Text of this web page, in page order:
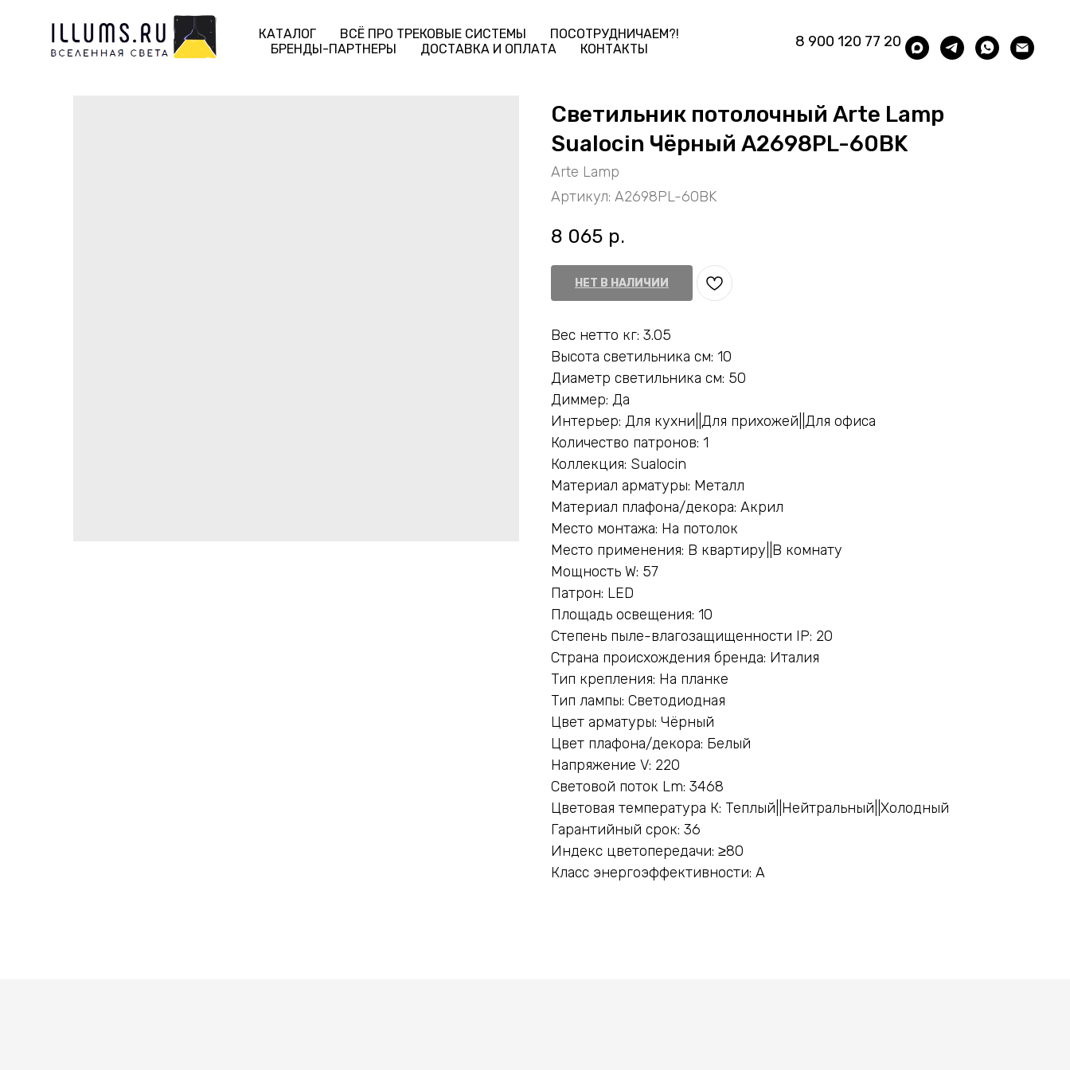
КАТАЛОГ ВСЁ ПРО ТРЕКОВЫЕ СИСТЕМЫ
ПОСОТРУДНИЧАЕМ?!
БРЕНДЫ-ПАРТНЕРЫ
ДОСТАВКА И ОПЛАТА КОНТАКТЫ 8 900 120 77 20
Светильник потолочный Arte Lamp
Sualocin Чёрный A2698PL-60BK
Arte Lamp
Артикул: A2698PL-60BK
8 065 р.
НЕТ В НАЛИЧИИ
Вес нетто кг: 3.05
Высота светильника см: 10
Диаметр светильника см: 50
Диммер: Да
Интерьер: Для кухни||Для прихожей||Для офиса
Количество патронов: 1
Коллекция: Sualocin
Материал арматуры: Металл
Материал плафона/декора: Акрил
Место монтажа: На потолок
Место применения: В квартиру||В комнату
Мощность W: 57
Патрон: LED
Площадь освещения: 10
Степень пыле-влагозащищенности IP: 20
Страна происхождения бренда: Италия
Тип крепления: На планке
Тип лампы: Светодиодная
Цвет арматуры: Чёрный
Цвет плафона/декора: Белый
Напряжение V: 220
Световой поток Lm: 3468
Цветовая температура К: Теплый||Нейтральный||Холодный
Гарантийный срок: 36
Индекс цветопередачи: ≥80
Класс энергоэффективности: A